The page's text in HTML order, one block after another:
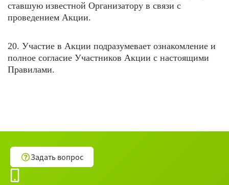
ставшую известной Организатору в связи с
проведением Акции.
20. Участие в Акции подразумевает ознакомление и
полное согласие Участников Акции с настоящими
Правилами.
Задать вопрос